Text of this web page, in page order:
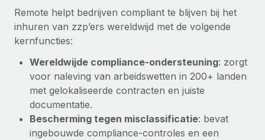
Entiteiten oprichten
Stel snel compliant entiteiten op
Mobiliteit en overplaatsing
Plaats werknemers moeiteloos over
Secundaire arbeidsvoorwaarden
Eenvoudig secundaire arbeidsvoorwaarden
beheren
Reverse Tech's strategische samenwerking
met Remote voor contractor management en
payroll
Reverse Tech in een oogopslag Reverse Tech, een start-
up op het gebied van gezondheid en welzijn,...
Meer informatie
Contractor Management
Belastingen
Naar de blog
BLOG
Productupdates van Remote: Gusto- en Xero-
integraties en Contractor Management Plus
Remote helpt bedrijven compliant te blijven bij het
inhuren van zzp’ers wereldwijd met de volgende
kernfuncties:
Wereldwijde compliance-ondersteuning: zorgt
voor naleving van arbeidswetten in 200+ landen
met gelokaliseerde contracten en juiste
documentatie.
Bescherming tegen misclassificatie: bevat
ingebouwde compliance-controles en een